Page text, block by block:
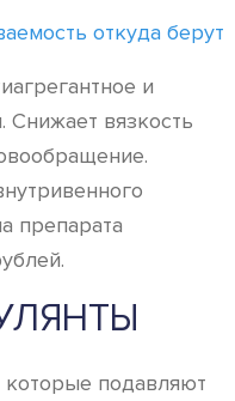
откуда берут
и
вязкость
препарата
которые подавляют